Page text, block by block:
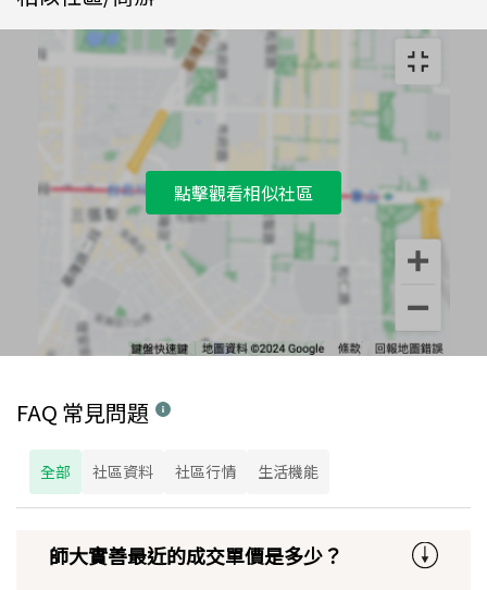
點擊觀看相似社區
FAQ 常見問題
全部 社區資料 社區行情 生活機能
師大實善最近的成交單價是多少？